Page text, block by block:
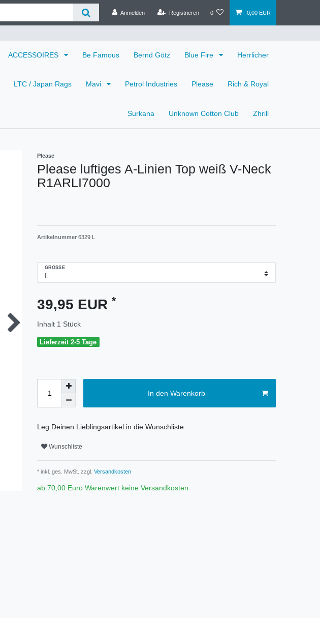
Anmelden Registrieren 0 0,00 EUR
ACCESSOIRES Be Famous Bernd Götz Blue Fire Herrlicher
LTC / Japan Rags Mavi Petrol Industries Please Rich & Royal
Surkana Unknown Cotton Club Zhrill
Please
Please luftiges A-Linien Top weiß V-Neck
R1ARLI7000
Artikelnummer 6329 L
GRÖSSE
39,95 EUR *
Inhalt 1 Stück
Lieferzeit 2-5 Tage
In den Warenkorb
Leg Deinen Lieblingsartikel in die Wunschliste
Wunschliste
* inkl. ges. MwSt. zzgl. Versandkosten
ab 70,00 Euro Warenwert keine Versandkosten